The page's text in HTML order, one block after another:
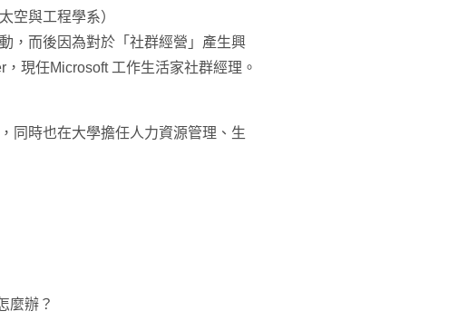
空與工程學系）
，而後因為對於「社群經營」產生興
現任Microsoft 工作生活家社群經理。
同時也在大學擔任人力資源管理、生
麼辦？